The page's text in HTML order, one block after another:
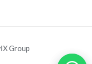
Group